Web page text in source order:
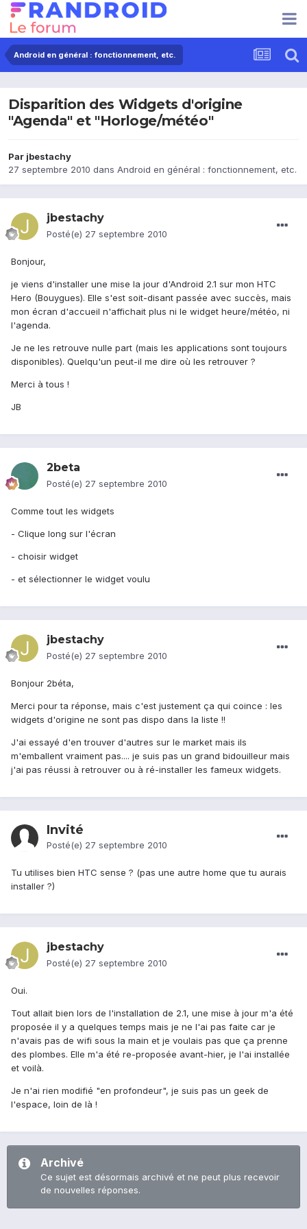
Android en général : fonctionnement, etc.
Disparition des Widgets d'origine
"Agenda" et "Horloge/météo"
Par jbestachy
27 septembre 2010 dans Android en général : fonctionnement, etc.
jbestachy
Posté(e) 27 septembre 2010
Bonjour,
je viens d'installer une mise la jour d'Android 2.1 sur mon HTC
Hero (Bouygues). Elle s'est soit-disant passée avec succès, mais
mon écran d'accueil n'affichait plus ni le widget heure/météo, ni
l'agenda.
Je ne les retrouve nulle part (mais les applications sont toujours
disponibles). Quelqu'un peut-il me dire où les retrouver ?
Merci à tous !
JB
2beta
Posté(e) 27 septembre 2010
Comme tout les widgets
- Clique long sur l'écran
- choisir widget
- et sélectionner le widget voulu
jbestachy
Posté(e) 27 septembre 2010
Bonjour 2béta,
Merci pour ta réponse, mais c'est justement ça qui coince : les
widgets d'origine ne sont pas dispo dans la liste !!
J'ai essayé d'en trouver d'autres sur le market mais ils
m'emballent vraiment pas.... je suis pas un grand bidouilleur mais
j'ai pas réussi à retrouver ou à ré-installer les fameux widgets.
Invité
Posté(e) 27 septembre 2010
Tu utilises bien HTC sense ? (pas une autre home que tu aurais
installer ?)
jbestachy
Posté(e) 27 septembre 2010
Oui.
Tout allait bien lors de l'installation de 2.1, une mise à jour m'a été
proposée il y a quelques temps mais je ne l'ai pas faite car je
n'avais pas de wifi sous la main et je voulais pas que ça prenne
des plombes. Elle m'a été re-proposée avant-hier, je l'ai installée
et voilà.
Je n'ai rien modifié "en profondeur", je suis pas un geek de
l'espace, loin de là !
Archivé
Ce sujet est désormais archivé et ne peut plus recevoir
de nouvelles réponses.